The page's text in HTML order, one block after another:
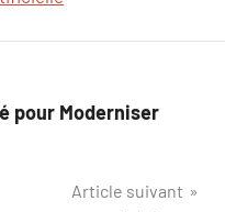
pour Moderniser
Article suivant